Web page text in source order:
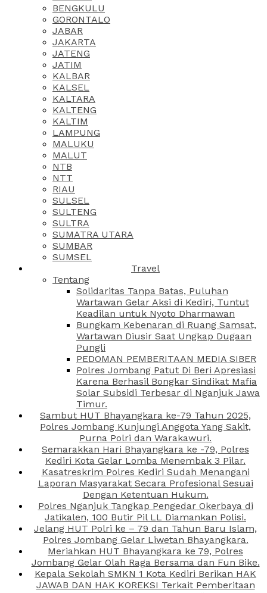
BENGKULU
GORONTALO
JABAR
JAKARTA
JATENG
JATIM
KALBAR
KALSEL
KALTARA
KALTENG
KALTIM
LAMPUNG
MALUKU
MALUT
NTB
NTT
RIAU
SULSEL
SULTENG
SULTRA
SUMATRA UTARA
SUMBAR
SUMSEL
Travel
Tentang
Solidaritas Tanpa Batas, Puluhan
Wartawan Gelar Aksi di Kediri, Tuntut
Keadilan untuk Nyoto Dharmawan
Bungkam Kebenaran di Ruang Samsat,
Wartawan Diusir Saat Ungkap Dugaan
Pungli
PEDOMAN PEMBERITAAN MEDIA SIBER
Polres Jombang Patut Di Beri Apresiasi
Karena Berhasil Bongkar Sindikat Mafia
Solar Subsidi Terbesar di Nganjuk Jawa
Timur.
Sambut HUT Bhayangkara ke-79 Tahun 2025,
Polres Jombang Kunjungi Anggota Yang Sakit,
Purna Polri dan Warakawuri.
Semarakkan Hari Bhayangkara ke -79, Polres
Kediri Kota Gelar Lomba Menembak 3 Pilar.
Kasatreskrim Polres Kediri Sudah Menangani
Laporan Masyarakat Secara Profesional Sesuai
Dengan Ketentuan Hukum.
Polres Nganjuk Tangkap Pengedar Okerbaya di
Jatikalen, 100 Butir Pil LL Diamankan Polisi.
Jelang HUT Polri ke – 79 dan Tahun Baru Islam,
Polres Jombang Gelar Liwetan Bhayangkara.
Meriahkan HUT Bhayangkara ke 79, Polres
Jombang Gelar Olah Raga Bersama dan Fun Bike.
Kepala Sekolah SMKN 1 Kota Kediri Berikan HAK
JAWAB DAN HAK KOREKSI Terkait Pemberitaan